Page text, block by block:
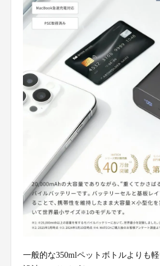
一般的な350mlペットボトルよりも